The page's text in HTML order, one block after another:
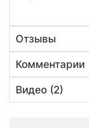
Отзывы
Комментарии
Видео (2)